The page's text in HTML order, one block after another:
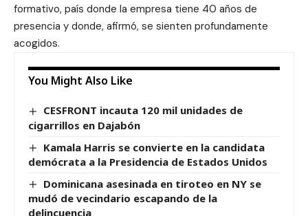
formativo, país donde la empresa tiene 40 años de
presencia y donde, afirmó, se sienten profundamente
acogidos.
You Might Also Like
CESFRONT incauta 120 mil unidades de
cigarrillos en Dajabón
Kamala Harris se convierte en la candidata
demócrata a la Presidencia de Estados Unidos
Dominicana asesinada en tiroteo en NY se
mudó de vecindario escapando de la
delincuencia